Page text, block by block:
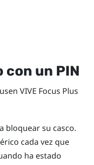
un PIN
VIVE Focus Plus
bloquear su casco.
cada vez que
ha estado